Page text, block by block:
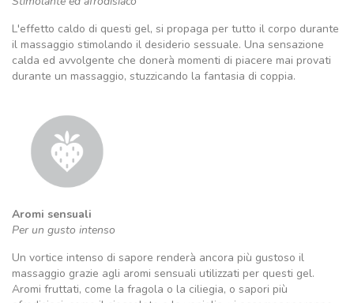
L'effetto caldo di questi gel, si propaga per tutto il corpo durante
il massaggio stimolando il desiderio sessuale. Una sensazione
calda ed avvolgente che donerà momenti di piacere mai provati
durante un massaggio, stuzzicando la fantasia di coppia.
Aromi sensuali
Per un gusto intenso
Un vortice intenso di sapore renderà ancora più gustoso il
massaggio grazie agli aromi sensuali utilizzati per questi gel.
Aromi fruttati, come la fragola o la ciliegia, o sapori più